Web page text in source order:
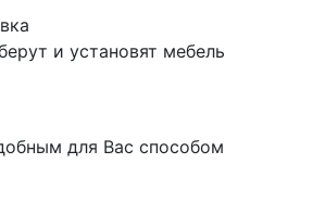
и установят мебель
для Вас способом